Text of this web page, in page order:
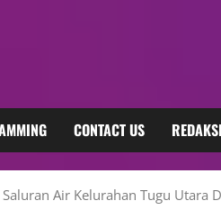
CONTACT US
Air Kelurahan Tugu